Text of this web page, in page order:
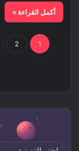
أكمل القراءة »
1
2
اقسام